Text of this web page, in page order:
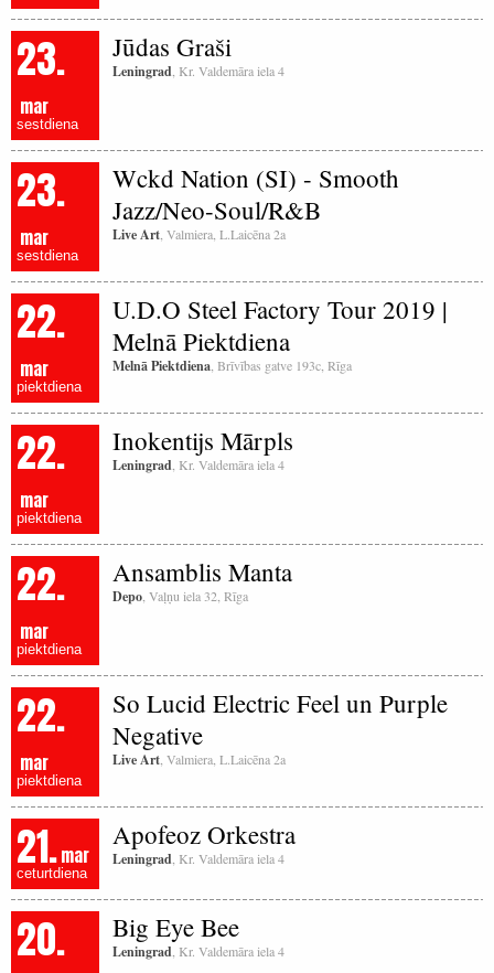
23.
mar
sestdiena
Jūdas Graši
Leningrad , Kr. Valdemāra iela 4
23.
mar
sestdiena
Wckd Nation (SI) - Smooth
Jazz/Neo-Soul/R&B
Live Art , Valmiera, L.Laicēna 2a
22.
mar
piektdiena
U.D.O Steel Factory Tour 2019 |
Melnā Piektdiena
Melnā Piektdiena , Brīvības gatve 193c, Rīga
22.
mar
piektdiena
Inokentijs Mārpls
Leningrad , Kr. Valdemāra iela 4
22.
mar
piektdiena
Ansamblis Manta
Depo , Vaļņu iela 32, Rīga
22.
mar
piektdiena
So Lucid Electric Feel un Purple
Negative
Live Art , Valmiera, L.Laicēna 2a
21.mar
ceturtdiena
Apofeoz Orkestra
Leningrad , Kr. Valdemāra iela 4
20. Big Eye Bee
Leningrad , Kr. Valdemāra iela 4